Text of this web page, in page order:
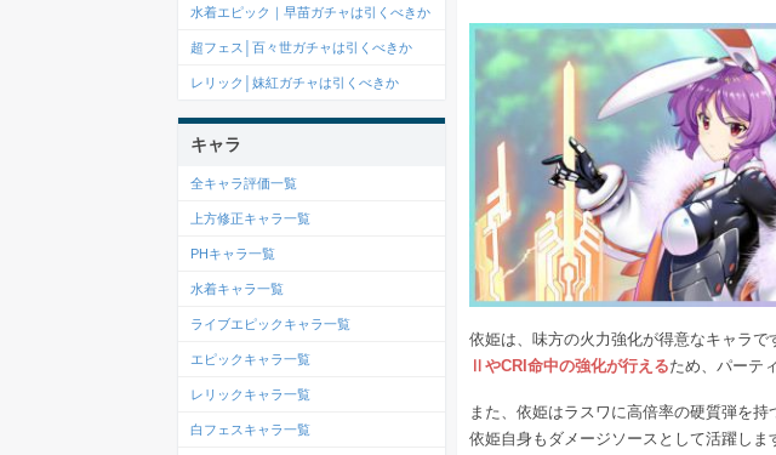
依姫は、味方の火力強化が得意なキャラで
ⅡやCRI命中の強化が行えるため、パーテ
また、依姫はラスワに高倍率の硬質弾を持
依姫自身もダメージソースとして活躍しま
水着エピック｜早苗ガチャは引くべきか
超フェス│百々世ガチャは引くべきか
レリック│妹紅ガチャは引くべきか
キャラ
全キャラ評価一覧
上方修正キャラ一覧
PHキャラ一覧
水着キャラ一覧
ライブエピックキャラ一覧
エピックキャラ一覧
レリックキャラ一覧
白フェスキャラ一覧